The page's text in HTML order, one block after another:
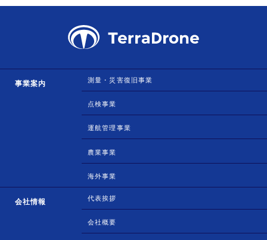
事業案内 測量・災害復旧事業
点検事業
運航管理事業
農業事業
海外事業
会社情報 代表挨拶
会社概要